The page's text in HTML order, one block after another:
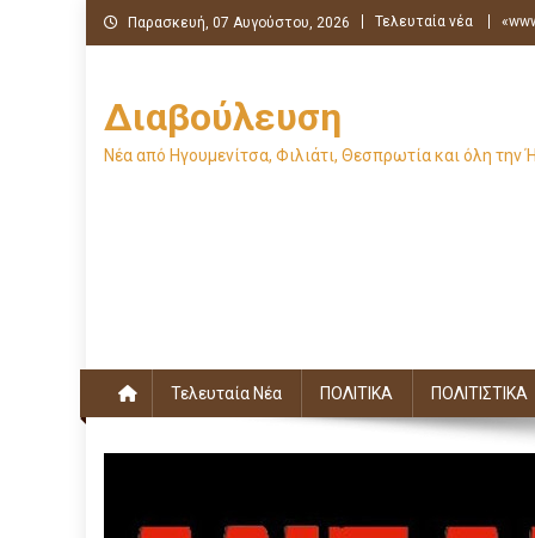
Μεταπηδήστε
στο
Παρασκευή, 07 Αυγούστου, 2026 Τελευταία νέα
Διαβούλευση
Νέα από Ηγουμενίτσα, Φιλιάτι, Θεσπρωτία και όλη την
Τελευταία Νέα ΠΟΛΙΤΙΚΑ ΠΟΛΙΤΙΣΤΙΚΑ